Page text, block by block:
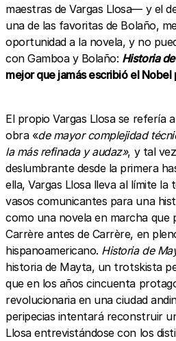
maestras de Vargas Llosa— y el
una de las favoritas de Bolaño,
oportunidad a la novela, y no
con Gamboa y Bolaño: Historia
mejor que jamás escribió el Nobel
El propio Vargas Llosa se refería
obra «de mayor complejidad
la más refinada y audaz», y tal
deslumbrante desde la primera
ella, Vargas Llosa lleva al límite la
vasos comunicantes para una
como una novela en marcha que
Carrère antes de Carrère, en
hispanoamericano. Historia de
historia de Mayta, un trotskista
que en los años cincuenta
revolucionaria en una ciudad
peripecias intentará reconstruir
Llosa entrevistándose con los